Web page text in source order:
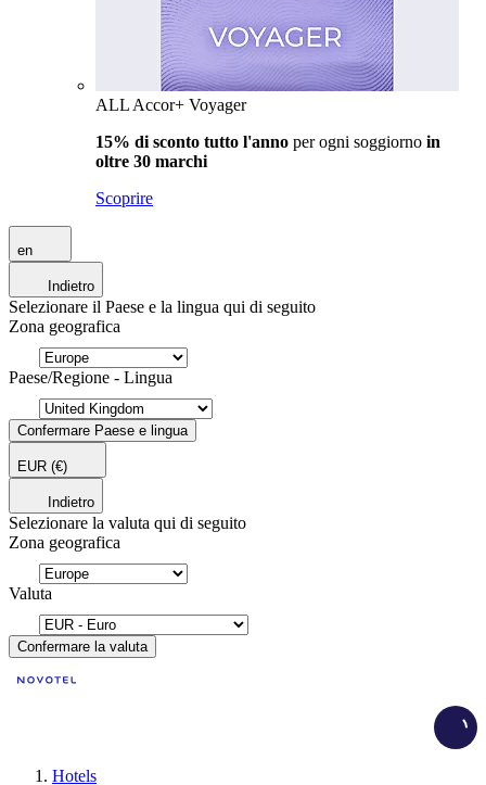
ALL Accor+ Voyager
15% di sconto tutto l'anno per ogni soggiorno in
oltre 30 marchi
Scoprire
en
Indietro
Selezionare il Paese e la lingua qui di seguito
Zona geografica
Paese/Regione - Lingua
Confermare Paese e lingua
EUR (€)
Indietro
Selezionare la valuta qui di seguito
Zona geografica
Valuta
Confermare la valuta
Hotels